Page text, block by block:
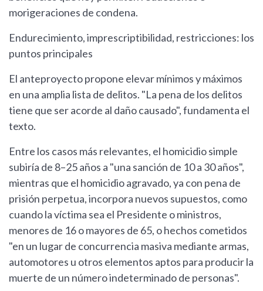
morigeraciones de condena.
Endurecimiento, imprescriptibilidad, restricciones: los
puntos principales
El anteproyecto propone elevar mínimos y máximos
en una amplia lista de delitos. "La pena de los delitos
tiene que ser acorde al daño causado", fundamenta el
texto.
Entre los casos más relevantes, el homicidio simple
subiría de 8–25 años a "una sanción de 10 a 30 años",
mientras que el homicidio agravado, ya con pena de
prisión perpetua, incorpora nuevos supuestos, como
cuando la víctima sea el Presidente o ministros,
menores de 16 o mayores de 65, o hechos cometidos
"en un lugar de concurrencia masiva mediante armas,
automotores u otros elementos aptos para producir la
muerte de un número indeterminado de personas".